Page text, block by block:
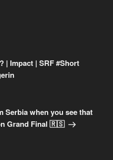
| Impact | SRF #Short
Serbia when you see that
Grand Final 🇷🇸